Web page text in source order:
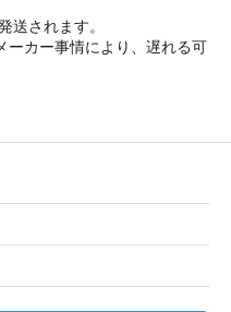
送されます。
ーカー事情により、遅れる可